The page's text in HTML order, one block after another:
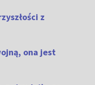
z
ona jest